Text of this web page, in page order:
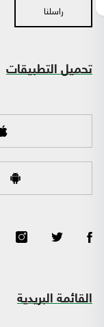
راسلنا
تحميل التطبيقات
القائمة البريدية